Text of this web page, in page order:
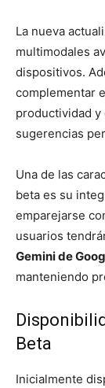
La nueva
multimodales
dispositivos.
complementar
productividad
sugerencias
Una de las
beta es su
emparejarse
usuarios
Gemini de
manteniendo
Beta
Inicialmente